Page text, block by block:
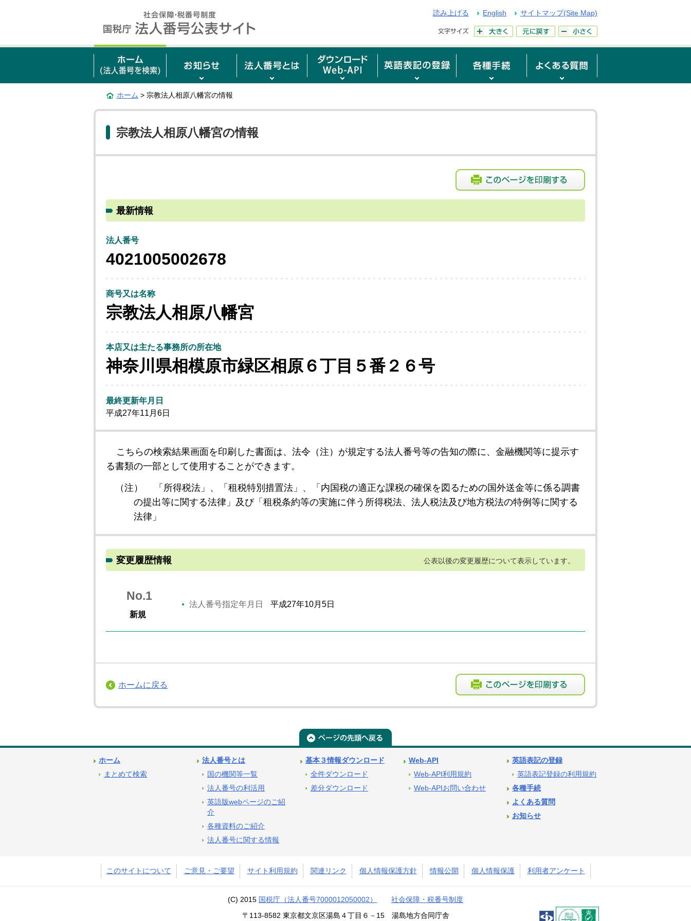
読み上げる English サイトマップ(Site Map)
ホーム > 宗教法人相原八幡宮の情報
宗教法人相原八幡宮の情報
最新情報
法人番号
4021005002678
商号又は名称
宗教法人相原八幡宮
本店又は主たる事務所の所在地
神奈川県相模原市緑区相原６丁目５番２６号
最終更新年月日
平成27年11月6日
こちらの検索結果画面を印刷した書面は、法令（注）が規定する法人番号等の告知の際に、金融機関等に提示す
る書類の一部として使用することができます。
（注）
「所得税法」、「租税特別措置法」、「内国税の適正な課税の確保を図るための国外送金等に係る調書
の提出等に関する法律」及び「租税条約等の実施に伴う所得税法、法人税法及び地方税法の特例等に関する
法律」
変更履歴情報 公表以後の変更履歴について表示しています。
No.1
新規
法人番号指定年月日 平成27年10月5日
ホームに戻る
ホーム
まとめて検索
法人番号とは
国の機関等一覧
法人番号の利活用
英語版webページのご紹
介
各種資料のご紹介
法人番号に関する情報
基本３情報ダウンロード
全件ダウンロード
差分ダウンロード
Web-API
Web-API利用規約
Web-APIお問い合わせ
英語表記の登録
英語表記登録の利用規約
各種手続
よくある質問
お知らせ
このサイトについて ご意見・ご要望 サイト利用規約 関連リンク 個人情報保護方針 情報公開 個人情報保護 利用者アンケート
(C) 2015 国税庁（法人番号7000012050002） 社会保障・税番号制度
〒113-8582 東京都文京区湯島４丁目６－15 湯島地方合同庁舎